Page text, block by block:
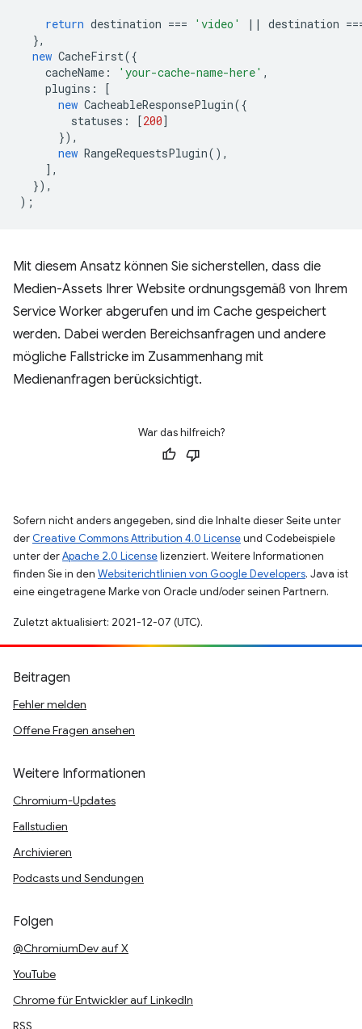
return destination === 'video' || destination
},
new CacheFirst({
cacheName : 'your-cache-name-here' ,
plugins :
[
new CacheableResponsePlugin({
statuses : [200]
}),
new RangeRequestsPlugin(),
],
}),
);
Mit diesem Ansatz können Sie sicherstellen, dass die
Medien-Assets Ihrer Website ordnungsgemäß von Ihrem
Service Worker abgerufen und im Cache gespeichert
werden. Dabei werden Bereichsanfragen und andere
mögliche Fallstricke im Zusammenhang mit
Medienanfragen berücksichtigt.
War das hilfreich?
Sofern nicht anders angegeben, sind die Inhalte dieser Seite unter
der Creative Commons Attribution 4.0 Licenseund Codebeispiele
unter derApache 2.0 Licenselizenziert. Weitere Informationen
finden Sie in den Websiterichtlinien von Google Developers. Java ist
eine eingetragene Marke von Oracle und/oder seinen Partnern.
Zuletzt aktualisiert: 2021-12-07 (UTC).
Beitragen
Fehler melden
Offene Fragen ansehen
Weitere Informationen
Chromium-Updates
Fallstudien
Archivieren
Podcasts und Sendungen
Folgen
@ChromiumDev auf X
YouTube
Chrome für Entwickler auf LinkedIn
RSS